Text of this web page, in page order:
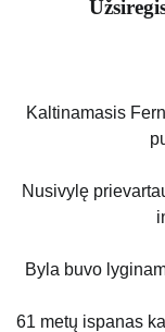
Kaltinamasis
Nusivylę
Byla buvo
61 metų ispanas